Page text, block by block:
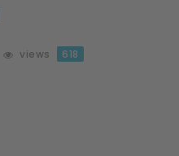
views 618